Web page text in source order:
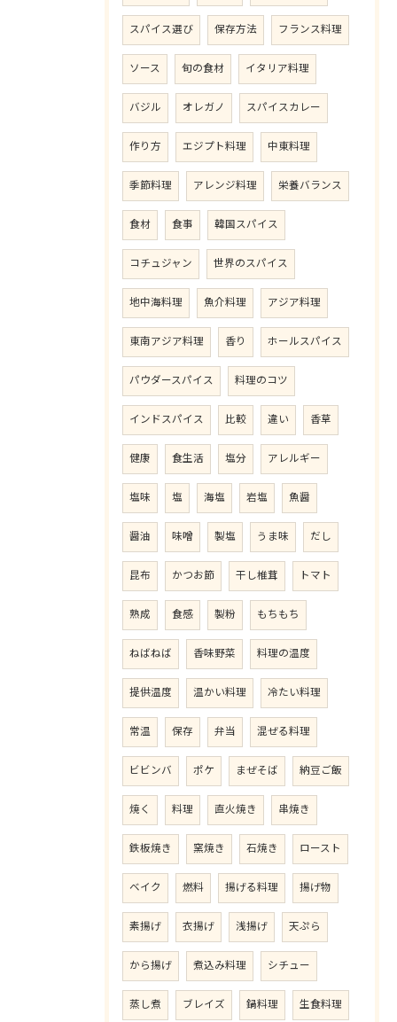
スパイス選び 保存方法 フランス料理
ソース 旬の食材 イタリア料理
バジル オレガノ スパイスカレー
作り方 エジプト料理 中東料理
季節料理 アレンジ料理 栄養バランス
食材 食事 韓国スパイス
コチュジャン 世界のスパイス
地中海料理 魚介料理 アジア料理
東南アジア料理 香り ホールスパイス
パウダースパイス 料理のコツ
インドスパイス 比較 違い 香草
健康 食生活 塩分 アレルギー
塩味 塩 海塩 岩塩 魚醤
醤油 味噌 製塩 うま味 だし
昆布 かつお節 干し椎茸 トマト
熟成 食感 製粉 もちもち
ねばねば 香味野菜 料理の温度
提供温度 温かい料理 冷たい料理
常温 保存 弁当 混ぜる料理
ビビンバ ポケ まぜそば 納豆ご飯
焼く 料理 直火焼き 串焼き
鉄板焼き 窯焼き 石焼き ロースト
ベイク 燃料 揚げる料理 揚げ物
素揚げ 衣揚げ 浅揚げ 天ぷら
から揚げ 煮込み料理 シチュー
蒸し煮 ブレイズ 鍋料理 生食料理